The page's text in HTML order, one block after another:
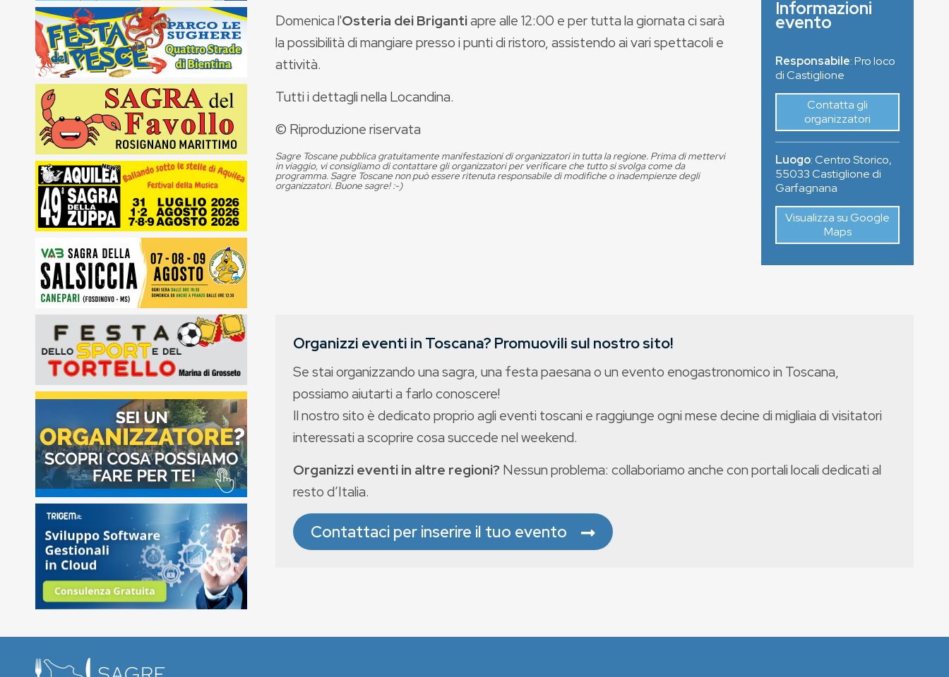
Domenica l'Osteria dei Brigantiapre alle 12:00 e per tutta la giornata ci sarà
la possibilità di mangiare presso i punti di ristoro, assistendo ai vari spettacoli e
attività.
Tutti i dettagli nella Locandina.
© Riproduzione riservata
Sagre Toscane pubblica gratuitamente manifestazioni di organizzatori in tutta la regione. Prima di mettervi
in viaggio, vi consigliamo di contattare gli organizzatori per verificare che tutto si svolga come da
programma. Sagre Toscane non può essere ritenuta responsabile di modifiche o inadempienze degli
organizzatori. Buone sagre! :-)
Informazioni
evento
Responsabile: Pro loco
di Castiglione
Contatta gli
organizzatori
Luogo:Centro Storico,
55033Castiglione di
Garfagnana
Visualizza su Google
Maps
Organizzi eventi in Toscana? Promuovili sul nostro sito!
Se stai organizzando una sagra, una festa paesana o un evento enogastronomico in Toscana,
possiamo aiutarti a farlo conoscere!
Il nostro sito è dedicato proprio agli eventi toscani e raggiunge ogni mese decine di migliaia di visitatori
interessati a scoprire cosa succede nel weekend.
Organizzi eventi in altre regioni? Nessun problema: collaboriamo anche con portali locali dedicati al
resto d’Italia.
Contattaci per inserire il tuo evento